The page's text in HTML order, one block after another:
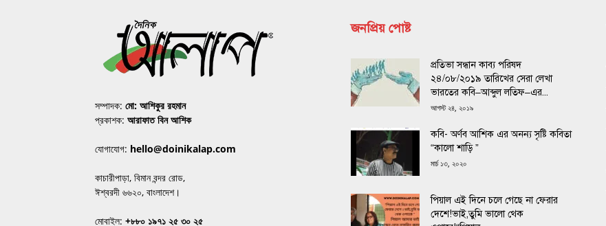
সম্পাদক: মো: আশিকুর রহমান
প্রকাশক: আরাফাত বিন আশিক
যোগাযোগ: hello@doinikalap.com
কাচারীপাড়া, বিমান বন্দর রোড,
ঈশ্বরদী ৬৬২০, বাংলাদেশ।
মোবাইল: +৮৮০ ১৯৭১ ২৫ ৩০ ২৫
জনপ্রিয় পোষ্ট
প্রতিভা সন্ধান কাব্য পরিষদ
২৪/০৮/২০১৯ তারিখের সেরা লেখা
ভারতের কবি–আব্দুল লতিফ–এর...
আগস্ট ২৪, ২০১৯
কবি- অর্ণব আশিক এর অনন্য সৃষ্টি কবিতা
“কালো শাড়ি ”
মার্চ ১৩, ২০২০
পিয়াল এই দিনে চলে গেছে না ফেরার
দেশে!ভাই,তুমি ভালো থেক